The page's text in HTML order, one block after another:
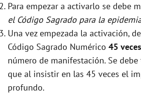
Para empezar a activarlo se debe
el Código Sagrado para la
Una vez empezada la activación,
Código Sagrado Numérico 45 veces
número de manifestación. Se
que al insistir en las 45 veces el
profundo.